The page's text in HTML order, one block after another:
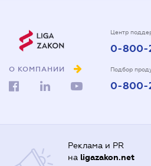
О КОМПАНИИ
Центр
0-800-
Подбор
0-800-
Реклама и PR
на ligazakon.net